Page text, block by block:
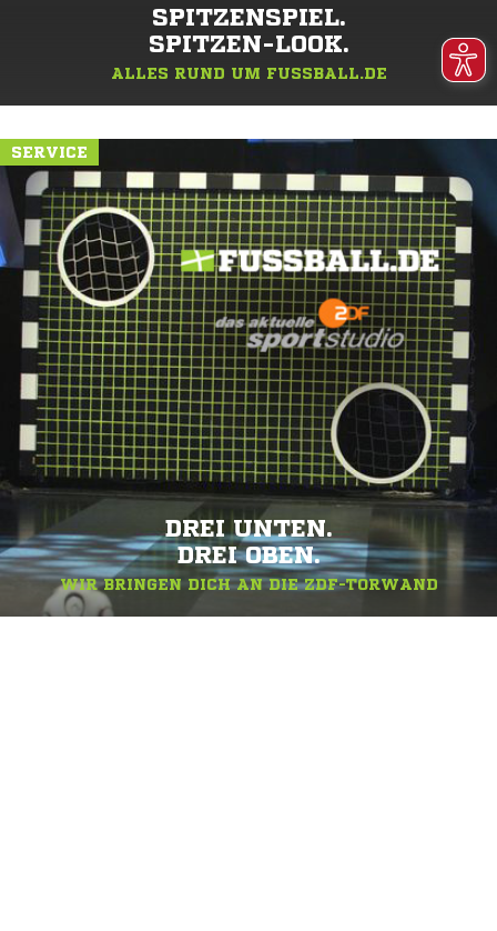
SPITZENSPIEL.
SPITZEN-LOOK.
ALLES RUND UM FUSSBALL.DE
SERVICE
DREI UNTEN.
DREI OBEN.
WIR BRINGEN DICH AN DIE ZDF-TORWAND